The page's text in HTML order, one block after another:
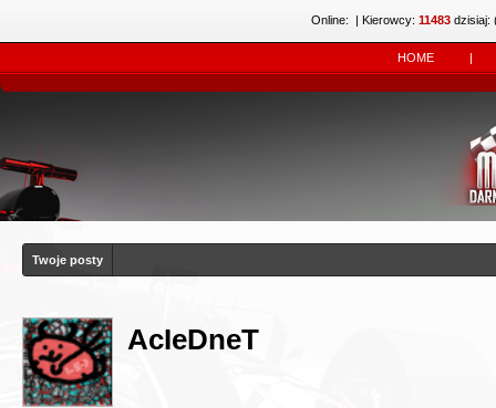
| Kierowcy: 11483 dzisiaj:
Online:
HOME |
Twoje posty
AcIeDneT